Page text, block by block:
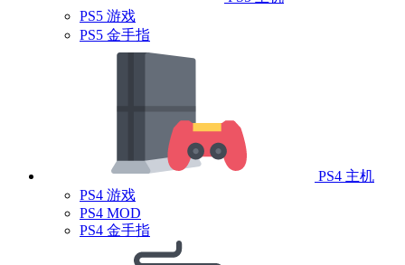
PS5 游戏
PS5 金手指
PS4 主机
PS4 游戏
PS4 MOD
PS4 金手指